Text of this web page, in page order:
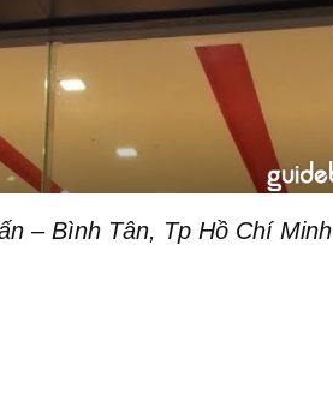
– Bình Tân, Tp Hồ Chí Minh